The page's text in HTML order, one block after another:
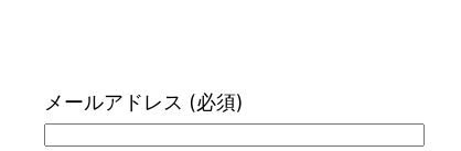
メールアドレス (必須)